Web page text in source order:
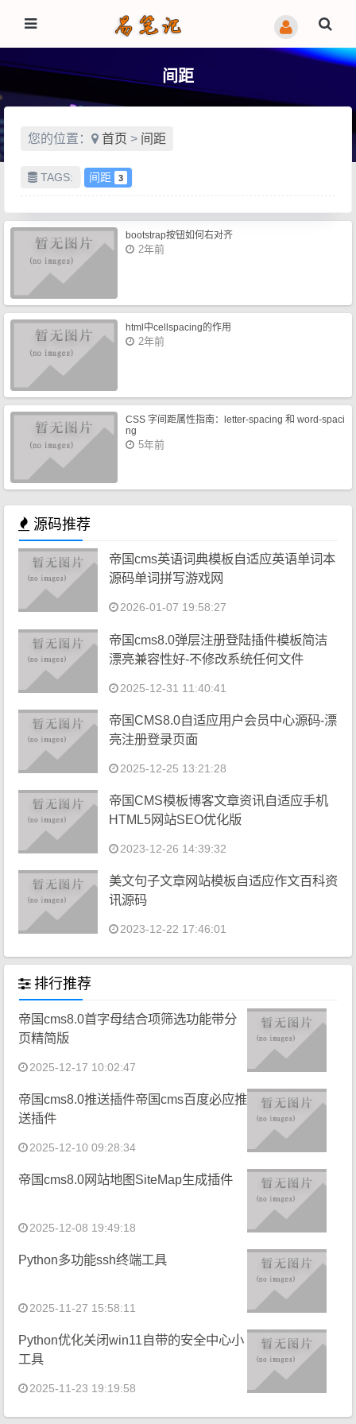
间距
您的位置： 首页 > 间距
TAGS: 间距 3
bootstrap按钮如何右对齐
2年前
html中cellspacing的作用
2年前
CSS 字间距属性指南：letter-spacing 和 word-spaci
ng
5年前
源码推荐
帝国cms英语词典模板自适应英语单词本
源码单词拼写游戏网
2026-01-07 19:58:27
帝国cms8.0弹层注册登陆插件模板简洁
漂亮兼容性好-不修改系统任何文件
2025-12-31 11:40:41
帝国CMS8.0自适应用户会员中心源码-漂
亮注册登录页面
2025-12-25 13:21:28
帝国CMS模板博客文章资讯自适应手机
HTML5网站SEO优化版
2023-12-26 14:39:32
美文句子文章网站模板自适应作文百科资
讯源码
2023-12-22 17:46:01
排行推荐
帝国cms8.0首字母结合项筛选功能带分
页精简版
2025-12-17 10:02:47
帝国cms8.0推送插件帝国cms百度必应推
送插件
2025-12-10 09:28:34
帝国cms8.0网站地图SiteMap生成插件
2025-12-08 19:49:18
Python多功能ssh终端工具
2025-11-27 15:58:11
Python优化关闭win11自带的安全中心小
工具
2025-11-23 19:19:58